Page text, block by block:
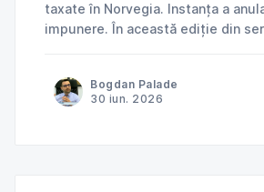
taxate în Norvegia. Instanța a
impunere. În această ediție din seria „ANAF în
încerca să taxeze în România
impozitate în Norvegia și ce
Bogdan Palade
30 iun. 2026